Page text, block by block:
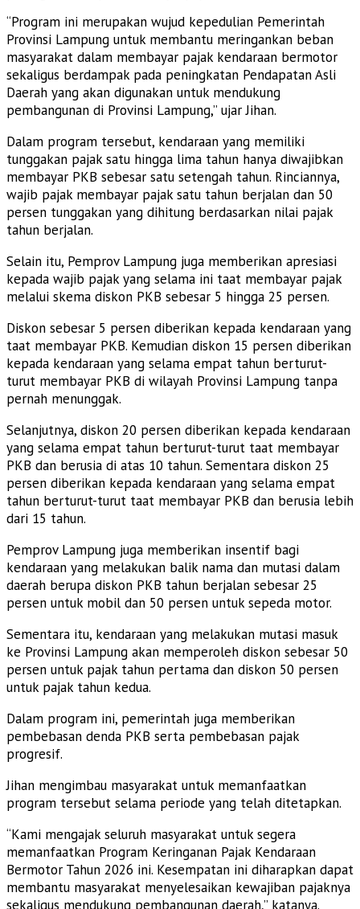
“Program ini merupakan wujud kepedulian Pemerintah
Provinsi Lampung untuk membantu meringankan beban
masyarakat dalam membayar pajak kendaraan bermotor
sekaligus berdampak pada peningkatan Pendapatan Asli
Daerah yang akan digunakan untuk mendukung
pembangunan di Provinsi Lampung,” ujar Jihan.
Dalam program tersebut, kendaraan yang memiliki
tunggakan pajak satu hingga lima tahun hanya diwajibkan
membayar PKB sebesar satu setengah tahun. Rinciannya,
wajib pajak membayar pajak satu tahun berjalan dan 50
persen tunggakan yang dihitung berdasarkan nilai pajak
tahun berjalan.
Selain itu, Pemprov Lampung juga memberikan apresiasi
kepada wajib pajak yang selama ini taat membayar pajak
melalui skema diskon PKB sebesar 5 hingga 25 persen.
Diskon sebesar 5 persen diberikan kepada kendaraan yang
taat membayar PKB. Kemudian diskon 15 persen diberikan
kepada kendaraan yang selama empat tahun berturut-
turut membayar PKB di wilayah Provinsi Lampung tanpa
pernah menunggak.
Selanjutnya, diskon 20 persen diberikan kepada kendaraan
yang selama empat tahun berturut-turut taat membayar
PKB dan berusia di atas 10 tahun. Sementara diskon 25
persen diberikan kepada kendaraan yang selama empat
tahun berturut-turut taat membayar PKB dan berusia lebih
dari 15 tahun.
Pemprov Lampung juga memberikan insentif bagi
kendaraan yang melakukan balik nama dan mutasi dalam
daerah berupa diskon PKB tahun berjalan sebesar 25
persen untuk mobil dan 50 persen untuk sepeda motor.
Sementara itu, kendaraan yang melakukan mutasi masuk
ke Provinsi Lampung akan memperoleh diskon sebesar 50
persen untuk pajak tahun pertama dan diskon 50 persen
untuk pajak tahun kedua.
Dalam program ini, pemerintah juga memberikan
pembebasan denda PKB serta pembebasan pajak
progresif.
Jihan mengimbau masyarakat untuk memanfaatkan
program tersebut selama periode yang telah ditetapkan.
“Kami mengajak seluruh masyarakat untuk segera
memanfaatkan Program Keringanan Pajak Kendaraan
Bermotor Tahun 2026 ini. Kesempatan ini diharapkan dapat
membantu masyarakat menyelesaikan kewajiban pajaknya
sekaligus mendukung pembangunan daerah,” katanya.